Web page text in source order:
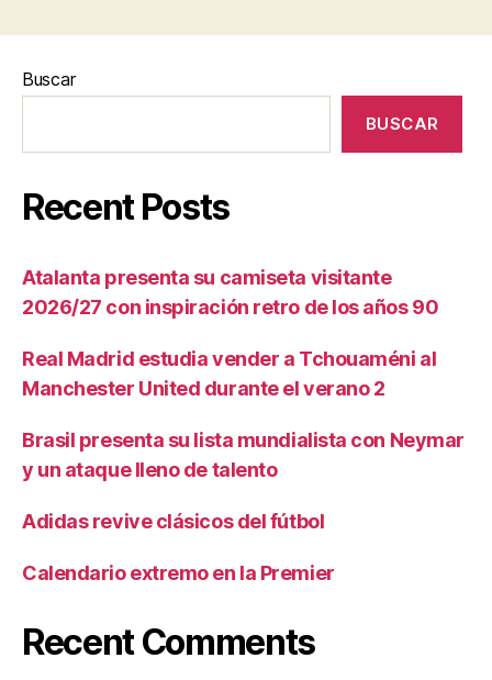
Buscar
BUSCAR
Recent Posts
Atalanta presenta su camiseta visitante
2026/27 con inspiración retro de los años 90
Real Madrid estudia vender a Tchouaméni al
Manchester United durante el verano 2
Brasil presenta su lista mundialista con Neymar
y un ataque lleno de talento
Adidas revive clásicos del fútbol
Calendario extremo en la Premier
Recent Comments